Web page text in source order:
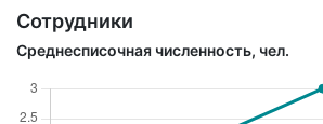
Сотрудники
Среднесписочная численность, чел.